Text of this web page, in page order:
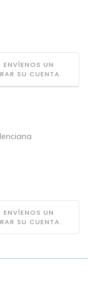
ENVÍENOS UN
SU CUENTA.
ENVÍENOS UN
SU CUENTA.